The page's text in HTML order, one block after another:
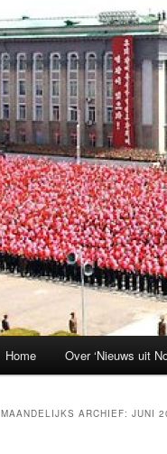
Home Over ‘Nieuws uit
MAANDELIJKS ARCHIEF: JUNI